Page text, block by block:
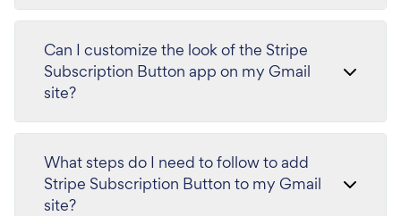
Can I customize the look of the Stripe
Subscription Button app on my Gmail
site?
What steps do I need to follow to add
Stripe Subscription Button to my Gmail
site?